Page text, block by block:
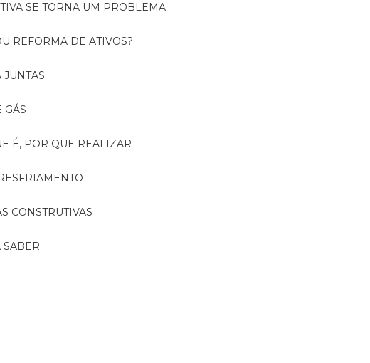
SE TORNA UM PROBLEMA
REFORMA DE ATIVOS?
JUNTAS
GÁS
É, POR QUE REALIZAR
CONSTRUTIVAS
SABER